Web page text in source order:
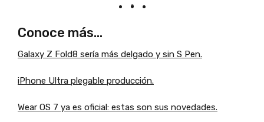
Conoce más…
Galaxy Z Fold8 sería más delgado y sin S Pen.
iPhone Ultra plegable producción.
Wear OS 7 ya es oficial: estas son sus novedades.